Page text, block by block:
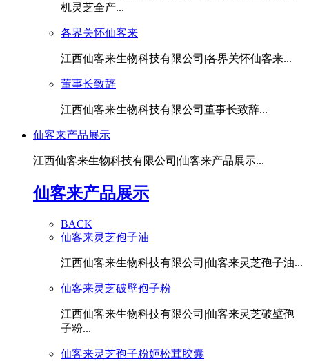
机灵芝全产...
各界关怀仙客来
江西仙客来生物科技有限公司|各界关怀仙客来...
董事长致辞
江西仙客来生物科技有限公司董事长致辞...
仙客来产品展示
江西仙客来生物科技有限公司|仙客来产品展示...
仙客来产品展示
BACK
仙客来灵芝孢子油
江西仙客来生物科技有限公司|仙客来灵芝孢子油...
仙客来灵芝破壁孢子粉
江西仙客来生物科技有限公司|仙客来灵芝破壁孢
子粉...
仙客来灵芝孢子粉姬松茸胶囊